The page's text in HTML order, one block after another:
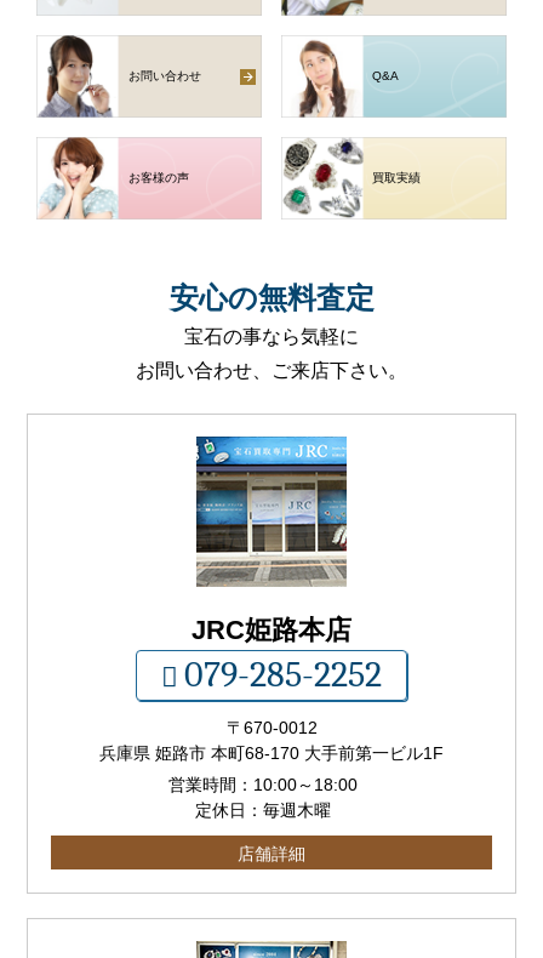
お問い合わせ Q&A
お客様の声 買取実績
安心の無料査定
宝石の事なら気軽に
お問い合わせ、ご来店下さい。
JRC姫路本店
079-285-2252
〒 670-0012
兵庫県 姫路市 本町68-170 大手前第一ビル1F
営業時間： 10:00～ 18:00
定休日：毎週木曜
店舗詳細